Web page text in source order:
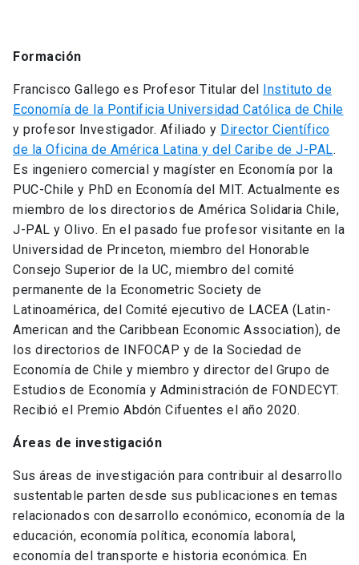
Formación
Francisco Gallego es Profesor Titular del Instituto de
Economía de la Pontificia Universidad Católica de Chile
y profesor Investigador. Afiliado y Director Científico
de la Oficina de América Latina y del Caribe de J-PAL.
Es ingeniero comercial y magíster en Economía por la
PUC-Chile y PhD en Economía del MIT. Actualmente es
miembro de los directorios de América Solidaria Chile,
J-PAL y Olivo. En el pasado fue profesor visitante en la
Universidad de Princeton, miembro del Honorable
Consejo Superior de la UC, miembro del comité
permanente de la Econometric Society de
Latinoamérica, del Comité ejecutivo de LACEA (Latin-
American and the Caribbean Economic Association), de
los directorios de INFOCAP y de la Sociedad de
Economía de Chile y miembro y director del Grupo de
Estudios de Economía y Administración de FONDECYT.
Recibió el Premio Abdón Cifuentes el año 2020.
Áreas de investigación
Sus áreas de investigación para contribuir al desarrollo
sustentable parten desde sus publicaciones en temas
relacionados con desarrollo económico, economía de la
educación, economía política, economía laboral,
economía del transporte e historia económica. En